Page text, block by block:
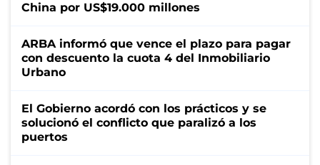
China por US$19.000 millones
ARBA informó que vence el plazo para pagar
con descuento la cuota 4 del Inmobiliario
Urbano
El Gobierno acordó con los prácticos y se
solucionó el conflicto que paralizó a los
puertos